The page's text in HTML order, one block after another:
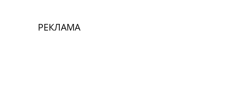
РЕКЛАМА